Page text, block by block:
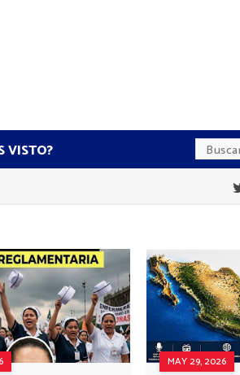
VISTO?
MAY 29, 2026